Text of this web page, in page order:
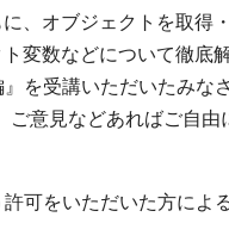
、オブジェクトを取得
変数などについて徹底
を受講いただいたみな
意見などあればご自由
可をいただいた方によ